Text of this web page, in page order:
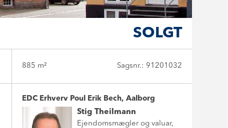
SOLGT
885 m² Sagsnr.: 91201032
EDC Erhverv Poul Erik Bech, Aalborg
Stig Theilmann
Ejendomsmægler og valuar,